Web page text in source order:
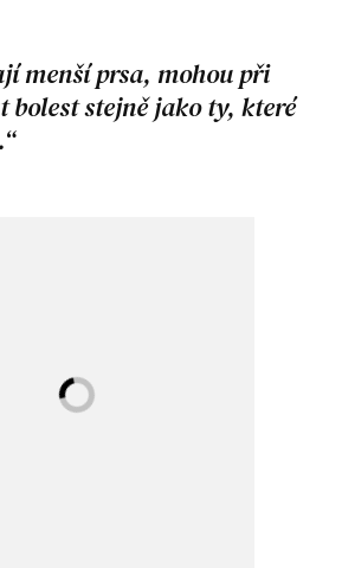
menší prsa, mohou při
bolest stejně jako ty, které